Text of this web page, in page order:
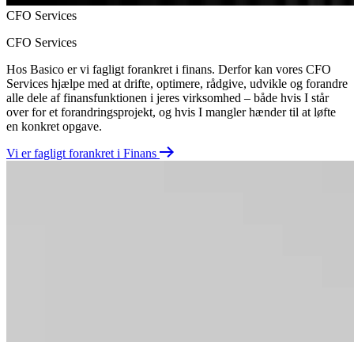
CFO Services
CFO Services
Hos Basico er vi fagligt forankret i finans. Derfor kan vores CFO
Services hjælpe med at drifte, optimere, rådgive, udvikle og forandre
alle dele af finansfunktionen i jeres virksomhed – både hvis I står
over for et forandringsprojekt, og hvis I mangler hænder til at løfte
en konkret opgave.
Vi er fagligt forankret i Finans